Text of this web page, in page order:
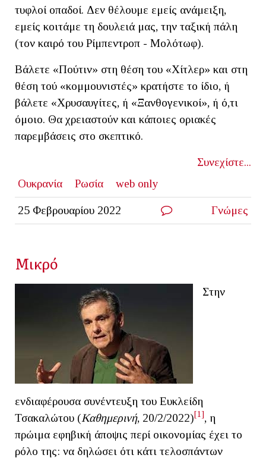
τυφλοί οπαδοί. Δεν θέλουμε εμείς ανάμειξη,
εμείς κοιτάμε τη δουλειά μας, την ταξική πάλη
(τον καιρό του Ρίμπεντροπ - Μολότωφ).
Βάλετε «Πούτιν» στη θέση του «Χίτλερ» και στη
θέση τού «κομμουνιστές» κρατήστε το ίδιο, ή
βάλετε «Χρυσαυγίτες, ή «Ξανθογενικοί», ή ό,τι
όμοιο. Θα χρειαστούν και κάποιες οριακές
παρεμβάσεις στο σκεπτικό.
Συνεχίστε...
Ουκρανία
Ρωσία web only
25 Φεβρουαρίου 2022 Γνώμες
Μικρό
Στην
ενδιαφέρουσα συνέντευξη του Ευκλείδη
Τσακαλώτου (Καθημερινή, 20/2/2022)[1], η
πρώιμα εφηβική άποψις περί οικονομίας έχει το
ρόλο της: να δηλώσει ότι κάτι τελοσπάντων